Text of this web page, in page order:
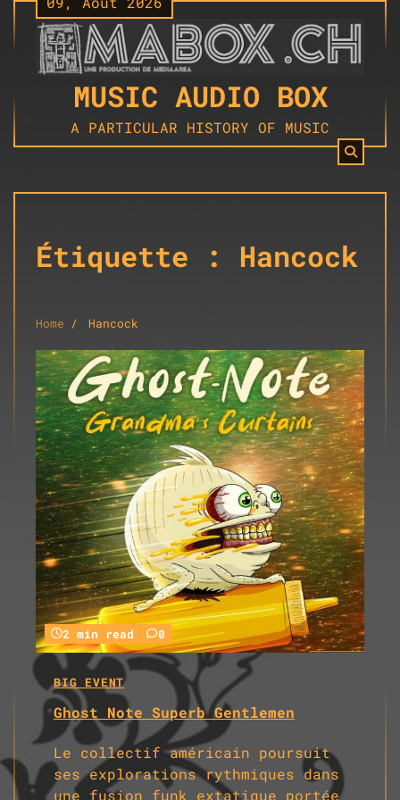
Skip
to
content
MUSIC AUDIO BOX
A PARTICULAR HISTORY OF MUSIC
Étiquette : Hancock
Home Hancock
2 min read 0
BIG EVENT
Ghost Note Superb Gentlemen
Le collectif américain poursuit
ses explorations rythmiques dans
une fusion funk extatique portée